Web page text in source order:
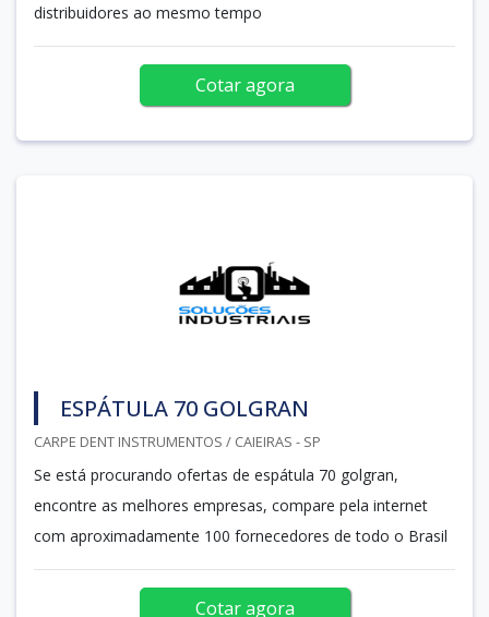
distribuidores ao mesmo tempo
Cotar agora
ESPÁTULA 70 GOLGRAN
CARPE DENT INSTRUMENTOS / CAIEIRAS - SP
Se está procurando ofertas de espátula 70 golgran,
encontre as melhores empresas, compare pela internet
com aproximadamente 100 fornecedores de todo o Brasil
Cotar agora